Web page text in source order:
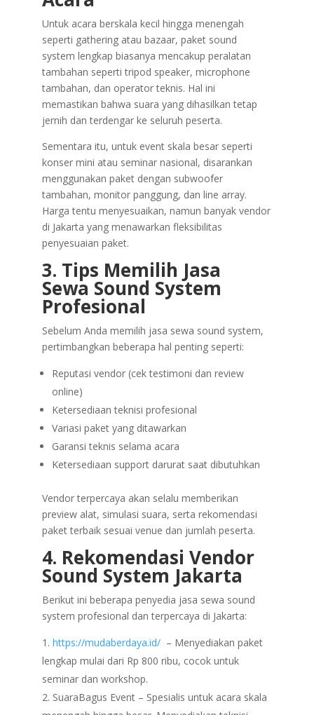
Untuk acara berskala kecil hingga menengah
seperti gathering atau bazaar, paket sound
system lengkap biasanya mencakup peralatan
tambahan seperti tripod speaker, microphone
tambahan, dan operator teknis. Hal ini
memastikan bahwa suara yang dihasilkan tetap
jernih dan terdengar ke seluruh peserta.
Sementara itu, untuk event skala besar seperti
konser mini atau seminar nasional, disarankan
menggunakan paket dengan subwoofer
tambahan, monitor panggung, dan line array.
Harga tentu menyesuaikan, namun banyak vendor
di Jakarta yang menawarkan fleksibilitas
penyesuaian paket.
3. Tips Memilih Jasa
Sewa Sound System
Profesional
Sebelum Anda memilih jasa sewa sound system,
pertimbangkan beberapa hal penting seperti:
Reputasi vendor (cek testimoni dan review
online)
Ketersediaan teknisi profesional
Variasi paket yang ditawarkan
Garansi teknis selama acara
Ketersediaan support darurat saat dibutuhkan
Vendor terpercaya akan selalu memberikan
preview alat, simulasi suara, serta rekomendasi
paket terbaik sesuai venue dan jumlah peserta.
4. Rekomendasi Vendor
Sound System Jakarta
Berikut ini beberapa penyedia jasa sewa sound
system profesional dan terpercaya di Jakarta:
https://mudaberdaya.id/– Menyediakan paket
lengkap mulai dari Rp 800 ribu, cocok untuk
seminar dan workshop.
SuaraBagus Event – Spesialis untuk acara skala